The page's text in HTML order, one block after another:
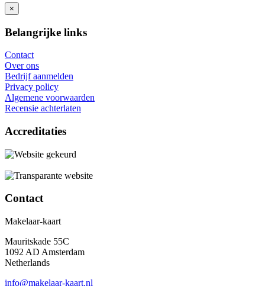
×
Belangrijke links
Contact
Over ons
Bedrijf aanmelden
Privacy policy
Algemene voorwaarden
Recensie achterlaten
Accreditaties
Contact
Makelaar-kaart
Mauritskade 55C
1092 AD Amsterdam
Netherlands
info@makelaar-kaart.nl